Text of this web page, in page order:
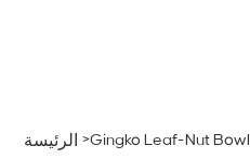
الرئيسة >Gingko Leaf-Nut Bowl